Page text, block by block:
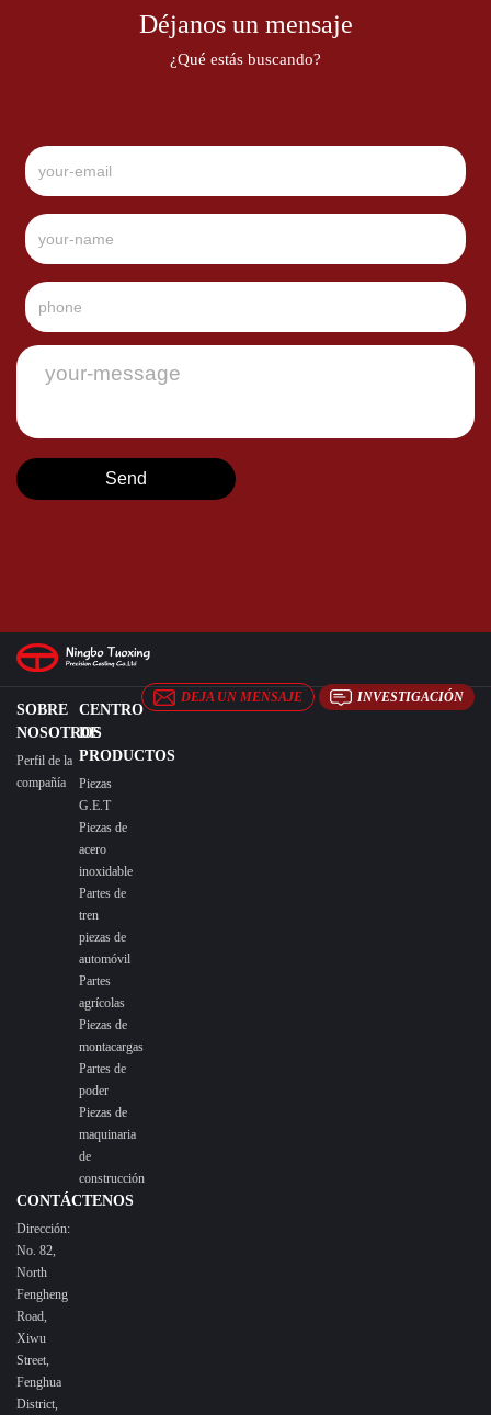
Déjanos un mensaje
¿Qué estás buscando?
DEJA UN MENSAJE INVESTIGACIÓN
SOBRE
NOSOTROS
Perfil de la
compañía
CENTRO
DE
PRODUCTOS
Piezas
G.E.T
Piezas de
acero
inoxidable
Partes de
tren
piezas de
automóvil
Partes
agrícolas
Piezas de
montacargas
Partes de
poder
Piezas de
maquinaria
de
construcción
CONTÁCTENOS
Dirección:
No. 82,
North
Fengheng
Road,
Xiwu
Street,
Fenghua
District,